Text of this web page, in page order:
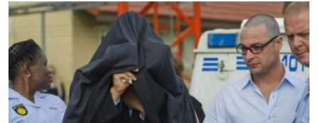
ເອເຊຍ
ອິດສະຫຼະພາບດ້ານການຂ່າວ
ຊີວິດຊາວລາວ
ຊຸມຊົນຊາວລາວ